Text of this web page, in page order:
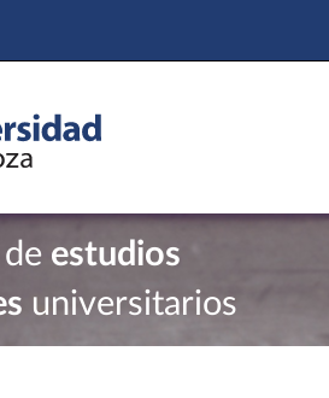
estudios
universitarios